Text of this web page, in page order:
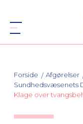
Forside
Afgørelser
Sundhedsvæsenets
Klage over